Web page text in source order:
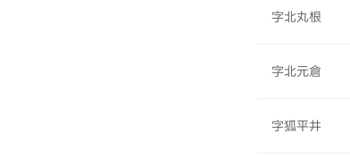
字北丸根
字北元倉
字狐平井